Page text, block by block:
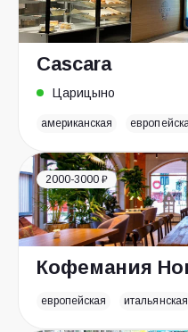
Cascara
Царицыно
американская
2000-3000 ₽
Кофемания
европейская итальянская